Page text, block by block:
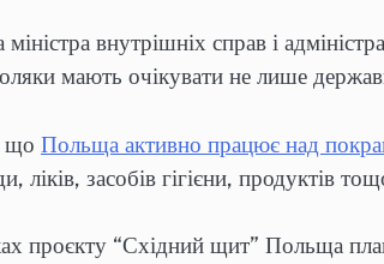
міністра внутрішніх справ і
мають очікувати не лише
що Польща активно працює над
ліків, засобів гігієни, продуктів
проєкту “Східний щит” Польща